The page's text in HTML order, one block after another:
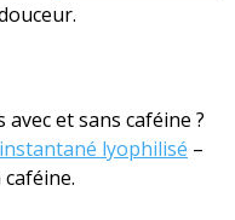
et sans caféine ?
lyophilisé –